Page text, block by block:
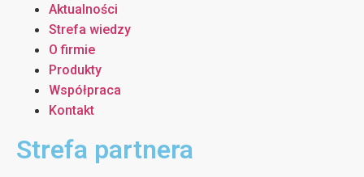
Aktualności
Strefa wiedzy
O firmie
Produkty
Współpraca
Kontakt
Strefa partnera